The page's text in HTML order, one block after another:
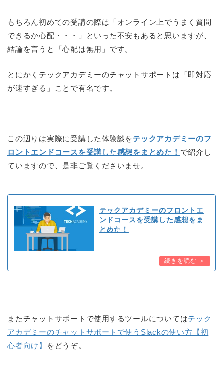
もちろん初めての受講の際は「オンライン上でうまく質問
できるか心配・・・」といった不安もあると思いますが、
結論を言うと「心配は無用」です。
とにかくテックアカデミーのチャットサポートは「即対応
が速すぎる」ことで有名です。
この辺りは実際に受講した体験談をテックアカデミーのフ
ロントエンドコースを受講した感想をまとめた！ で紹介し
ていますので、是非ご覧くださいませ。
テックアカデミーのフロントエ
ンドコースを受講した感想をま
とめた！
またチャットサポートで使用するツールについてはテック
アカデミーのチャットサポートで使うSlackの使い方【初
心者向け】
をどうぞ。